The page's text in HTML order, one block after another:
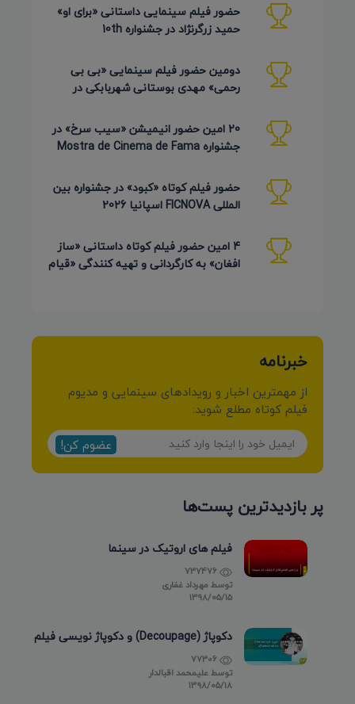
حضور فیلم سینمایی داستانی «برای او»
حمید زرگرنژاد در جشنواره 10th
دومین حضور فیلم سینمایی «بی بی
رحمی» مهدی بوستانی شهربابکی در
20 امین حضور انیمیشن «سیب سرخ» در
جشنواره Mostra de Cinema de Fama
حضور فیلم کوتاه «کبود» در جشنواره بین
المللی FICNOVA اسپانیا 2026
4 امین حضور فیلم کوتاه داستانی «ساز
افغان» به کارگردانی و تهیه کنندگی «قیام
خبرنامه
از مهمترین اخبار و رویدادهای سینمایی و مدیوم
فیلم کوتاه مطلع شوید:
عضوم کن!
پر بازدیدترین پست‌ها
فیلم های اروتیک در سینما
توسط مهرداد غفاری
۱۳۹۸/۰۵/۱۵
دکوپاژ (Decoupage) و دکوپاژ نویسی فیلم
توسطعلیمحمد اقبالدار
۱۳۹۸/۰۵/۱۸